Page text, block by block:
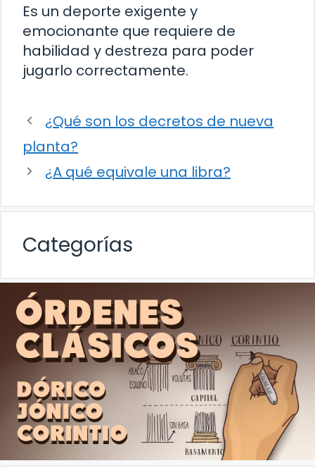
Es un deporte exigente y
emocionante que requiere de
habilidad y destreza para poder
jugarlo correctamente.
¿Qué son los decretos de nueva
planta?
¿A qué equivale una libra?
Categorías